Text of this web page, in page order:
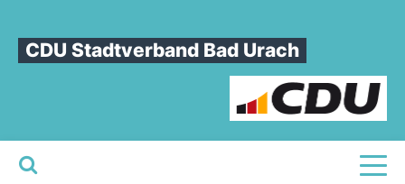
CDU Stadtverband Bad Urach